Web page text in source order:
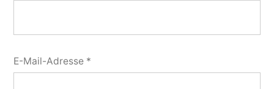
E-Mail-Adresse *